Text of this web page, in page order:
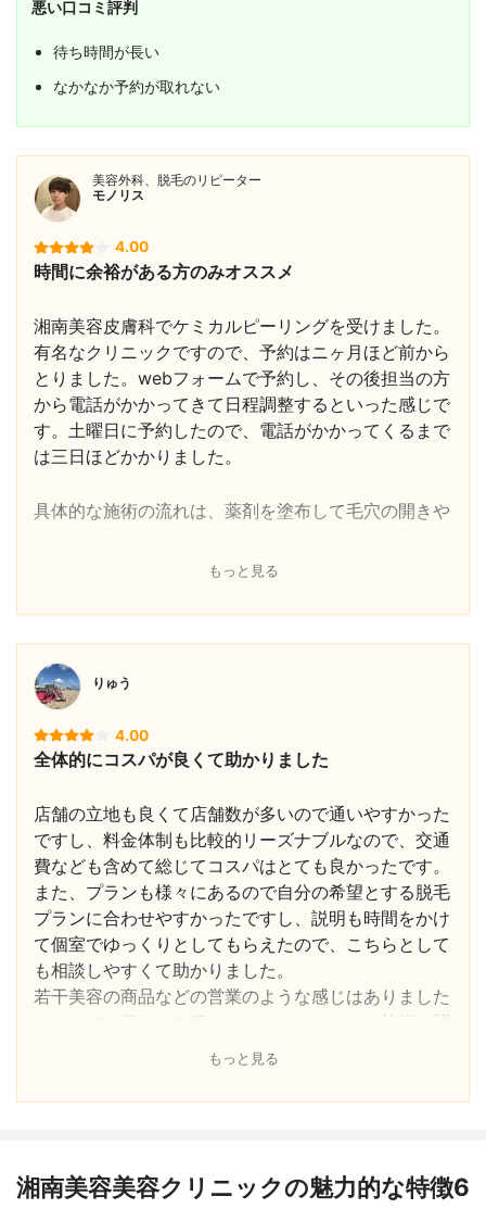
悪い口コミ評判
待ち時間が長い
なかなか予約が取れない
美容外科、脱毛のリピーター
モノリス
4.00
時間に余裕がある方のみオススメ
湘南美容皮膚科でケミカルピーリングを受けました。
有名なクリニックですので、予約はニヶ月ほど前から
とりました。webフォームで予約し、その後担当の方
から電話がかかってきて日程調整するといった感じで
す。土曜日に予約したので、電話がかかってくるまで
は三日ほどかかりました。
具体的な施術の流れは、薬剤を塗布して毛穴の開きや
で、特に脂性肌なので、サリチル酸というものを使用
後、薬剤を拭いて洗顔して終了といった感じです。事
前に副作用の説明などを受けていたので内心不安だっ
たのですが、実際は若干ピリピリしたものの赤み等は
でませんでした。
効果はすぐにはでません。これははっきりと言えま
す。他院でもピーリングは行ったことがありますが、
これはどこでも同じです。人にもよりますが五回以上
通ってやっと実感できるものだと思います。私は三回
目くらいから肌のツルツルした感触が実感でき、五回
目から明らかにニキビができなくなり毛穴も目立たな
くなったと実感できました。
ケミカルピーリングは湘南美容皮膚科の中ではお手頃
な値段です。是非オススメしたいです。なお、強引な
勧誘等は私の担当の方からはいっさい無かったです。
もっと見る
りゅう
4.00
全体的にコスパが良くて助かりました
店舗の立地も良くて店舗数が多いので通いやすかった
ですし、料金体制も比較的リーズナブルなので、交通
費なども含めて総じてコスパはとても良かったです。
また、プランも様々にあるので自分の希望とする脱毛
プランに合わせやすかったですし、説明も時間をかけ
て個室でゆっくりとしてもらえたので、こちらとして
も相談しやすくて助かりました。
若干美容の商品などの営業のような感じはありました
が、さほど気になる程ではなかったですし、施術に関
しても痛みはほとんどなく、脱毛効果も毎回感じられ
ただ、やはり予約は取りにくいのでそこは注意が必要
もっと見る
湘南美容美容クリニックの魅力的な特徴6